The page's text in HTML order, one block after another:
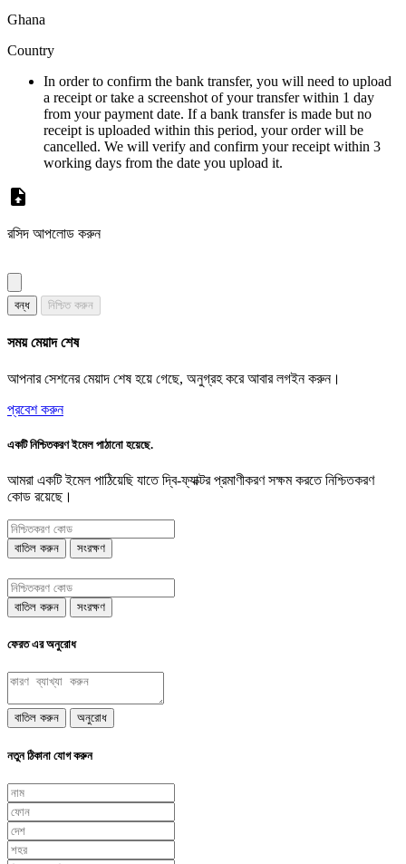
Ghana
Country
In order to confirm the bank transfer, you will need to upload
a receipt or take a screenshot of your transfer within 1 day
from your payment date. If a bank transfer is made but no
receipt is uploaded within this period, your order will be
cancelled. We will verify and confirm your receipt within 3
working days from the date you upload it.
রসিদ আপলোড করুন
বন্ধ নিশ্চিত করুন
সময় মেয়াদ শেষ
আপনার সেশনের মেয়াদ শেষ হয়ে গেছে, অনুগ্রহ করে আবার লগইন করুন।
প্রবেশ করুন
একটি নিশ্চিতকরণ ইমেল পাঠানো হয়েছে.
আমরা একটি ইমেল পাঠিয়েছি যাতে দ্বি-ফ্যাক্টর প্রমাণীকরণ সক্ষম করতে নিশ্চিতকরণ
কোড রয়েছে।
বাতিল করুন সংরক্ষণ
বাতিল করুন সংরক্ষণ
ফেরত এর অনুরোধ
বাতিল করুন অনুরোধ
নতুন ঠিকানা যোগ করুন